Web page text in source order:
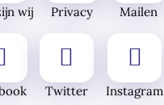
wij Privacy Mailen
Twitter Instagram